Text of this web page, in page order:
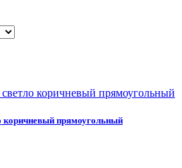
коричневый прямоугольный